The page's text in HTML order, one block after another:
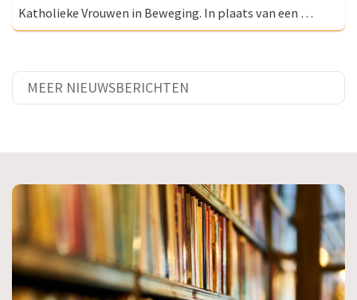
Katholieke Vrouwen in Beweging. In plaats van een …
MEER NIEUWSBERICHTEN